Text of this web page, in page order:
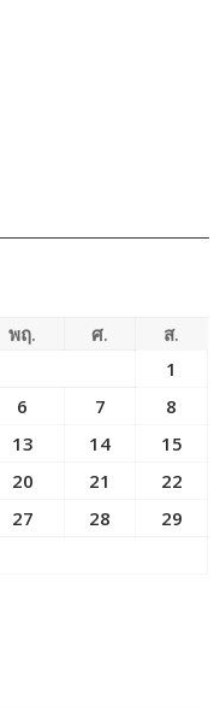
พฤ. ศ.
ส.
1
6 7
8
13 14
15
20 21
22
27 28
29